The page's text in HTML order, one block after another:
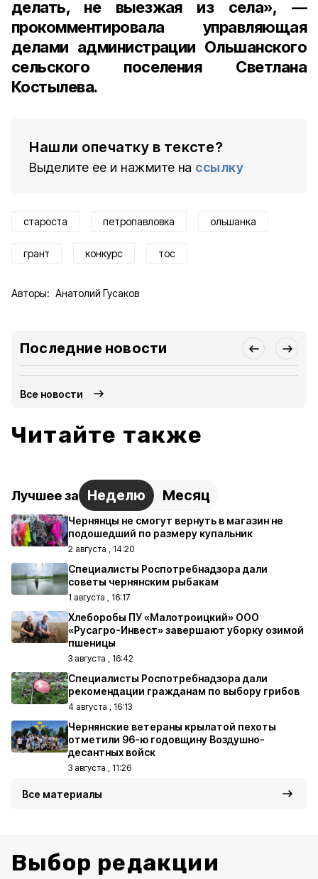
делать, не выезжая из села», —
прокомментировалауправляющая
делами администрации Ольшанского
сельского поселения Светлана
Костылева.
Нашли опечатку в тексте?
Выделите ее и нажмите на ссылку
староста петропавловка ольшанка
грант конкурс тос
Авторы: Анатолий Гусаков
Последние новости
Все новости
Читайте также
Лучшее за Неделю Месяц
Чернянцы не смогут вернуть в магазин не
подошедший по размеру купальник
2 августа , 14:20
Специалисты Роспотребнадзора дали
советы чернянским рыбакам
1 августа , 16:17
Хлеборобы ПУ «Малотроицкий» ООО
«Русагро-Инвест» завершают уборку озимой
пшеницы
3 августа , 16:42
Специалисты Роспотребнадзора дали
рекомендации гражданам по выбору грибов
4 августа , 16:13
Чернянские ветераны крылатой пехоты
отметили 96-ю годовщину Воздушно-
десантных войск
3 августа , 11:26
Все материалы
Выбор редакции